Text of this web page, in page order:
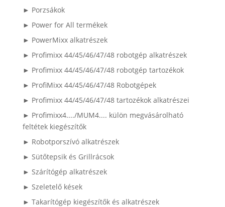
► Porzsákok
► Power for All termékek
► PowerMixx alkatrészek
► Profimixx 44/45/46/47/48 robotgép alkatrészek
► Profimixx 44/45/46/47/48 robotgép tartozékok
► ProfiMixx 44/45/46/47/48 Robotgépek
► Profimixx 44/45/46/47/48 tartozékok alkatrészei
► Profimixx4..../MUM4.... külön megvásárolható
feltétek kiegészítők
► Robotporszívó alkatrészek
► Sütőtepsik és Grillrácsok
► Szárítógép alkatrészek
► Szeletelő kések
► Takarítógép kiegészítők és alkatrészek